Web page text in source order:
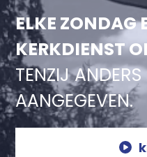
ELKE ZONDAG
KERKDIENST
TENZIJ
AANGEGEVEN.